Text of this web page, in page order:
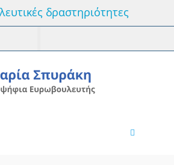
δραστηριότητες